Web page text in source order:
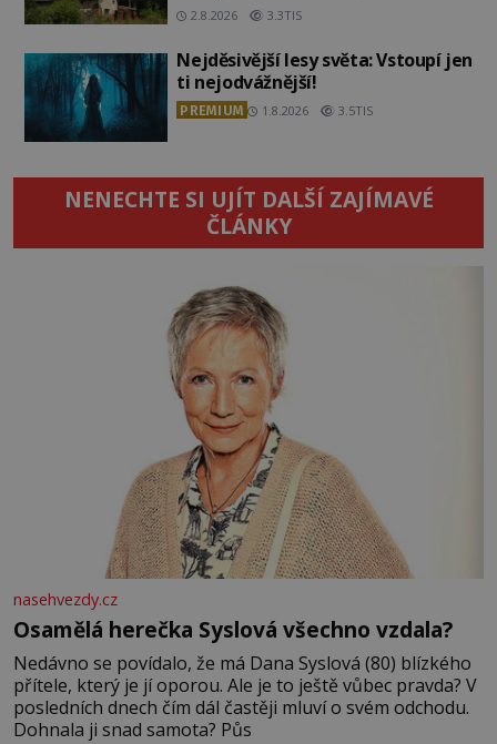
2.8.2026 3.3TIS
Nejděsivější lesy světa: Vstoupí jen
ti nejodvážnější!
PREMIUM 1.8.2026 3.5TIS
NENECHTE SI UJÍT DALŠÍ ZAJÍMAVÉ
ČLÁNKY
nasehvezdy.cz
Osamělá herečka Syslová všechno vzdala?
Nedávno se povídalo, že má Dana Syslová (80) blízkého
přítele, který je jí oporou. Ale je to ještě vůbec pravda? V
posledních dnech čím dál častěji mluví o svém odchodu.
Dohnala ji snad samota? Půs